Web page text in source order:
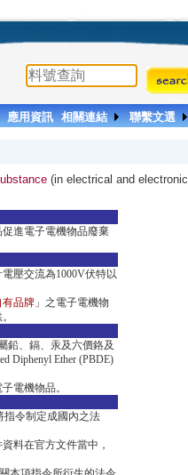
應用資訊 相關連結 聯繫文選
(in electrical and electronic
進電子電機物品廢棄
壓交流為1000V伏特以
有品牌」之電子電機物
鉛、鎘、汞及六價鉻及
Diphenyl Ether (PBDE)
電機物品。
指令制定成國內之法
料在官方文件當中，